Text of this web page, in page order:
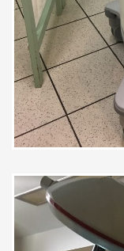
tutte!
È stata
la